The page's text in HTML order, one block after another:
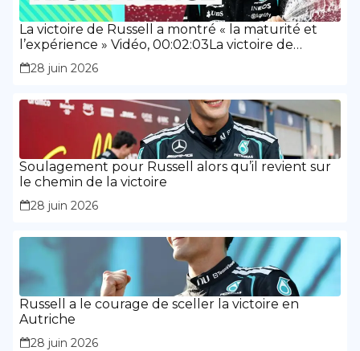
La victoire de Russell a montré « la maturité et
l’expérience » Vidéo, 00:02:03La victoire de
Russell a montré « la maturité et l’expérience »
28 juin 2026
Soulagement pour Russell alors qu’il revient sur
le chemin de la victoire
28 juin 2026
Russell a le courage de sceller la victoire en
Autriche
28 juin 2026